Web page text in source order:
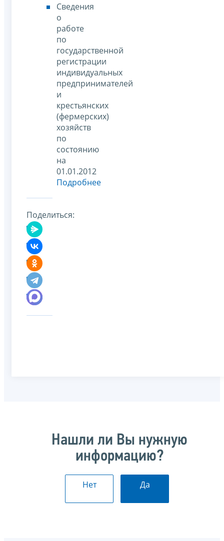
Сведения
о
работе
по
государственной
регистрации
индивидуальных
предпринимателей
и
крестьянских
(фермерских)
хозяйств
по
состоянию
на
01.01.2012
Подробнее
Поделиться:
Нашли ли Вы нужную
информацию?
Нет Да